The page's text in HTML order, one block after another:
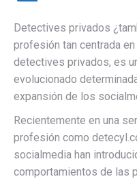
Detectives privados
profesión tan centrada
detectives privados, es
evolucionado
expansión de los
Recientemente en una
profesión como
socialmedia han
comportamientos de las